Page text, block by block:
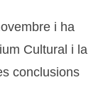
i ha
Cultural i la
conclusions